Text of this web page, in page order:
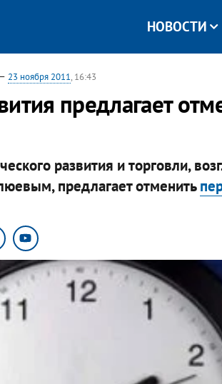
НОВОСТИ
23 ноября 2011, 16:43
предлагает
развития и торговли,
предлагает отменить